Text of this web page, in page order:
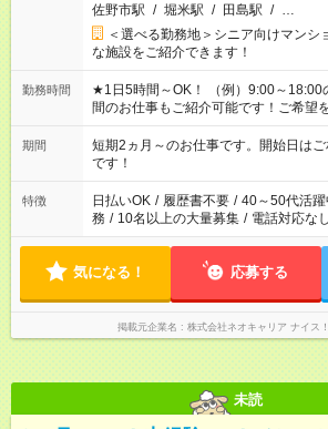
佐野市駅 / 堀米駅 / 田島駅 / …
＜選べる勤務地＞シニア向けマン
な施設をご紹介できます！
勤務時間
★1日5時間～OK！ （例）9:00～18:00
間のお仕事もご紹介可能です！ご希望
家庭の都合でお休みが必要な場合も遠
※週最低15時間以上の勤務が必要です
期間
短期2ヵ月～のお仕事です。開始日は
です！
特徴 日払いOK / 履歴書不要 / 40～50代活躍
務 / 10名以上の大量募集 / 電話対応なし
気になる！ 応募する
掲載元企業名 株式会社ネオキャリア ナイス
未読